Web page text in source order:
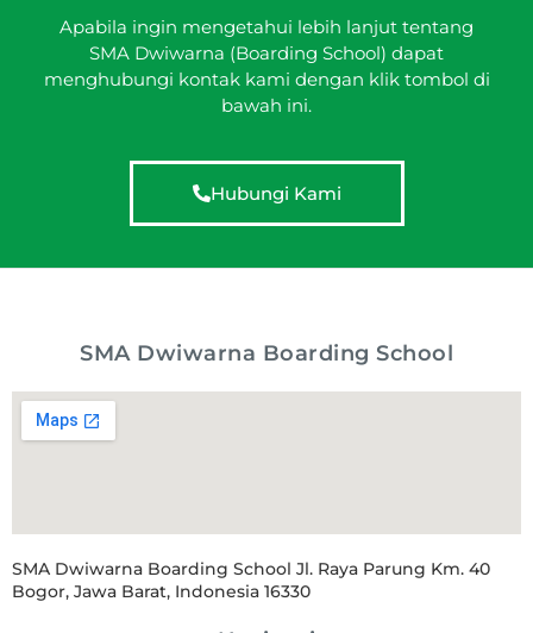
Apabila ingin mengetahui lebih lanjut tentang
SMA Dwiwarna (Boarding School) dapat
menghubungi kontak kami dengan klik tombol di
bawah ini.
Hubungi Kami
SMA Dwiwarna Boarding School
SMA Dwiwarna Boarding School Jl. Raya Parung Km. 40
Bogor, Jawa Barat, Indonesia 16330